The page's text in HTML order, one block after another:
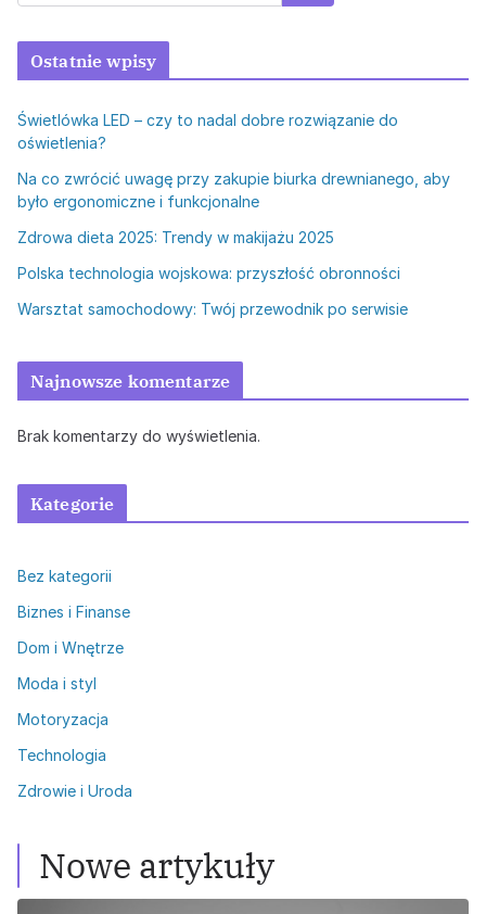
Ostatnie wpisy
Świetlówka LED – czy to nadal dobre rozwiązanie do
oświetlenia?
Na co zwrócić uwagę przy zakupie biurka drewnianego, aby
było ergonomiczne i funkcjonalne
Zdrowa dieta 2025: Trendy w makijażu 2025
Polska technologia wojskowa: przyszłość obronności
Warsztat samochodowy: Twój przewodnik po serwisie
Najnowsze komentarze
Brak komentarzy do wyświetlenia.
Kategorie
Bez kategorii
Biznes i Finanse
Dom i Wnętrze
Moda i styl
Motoryzacja
Technologia
Zdrowie i Uroda
Nowe artykuły